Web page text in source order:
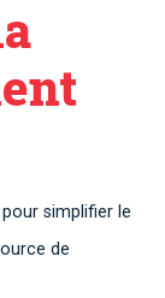
simplifier le
de